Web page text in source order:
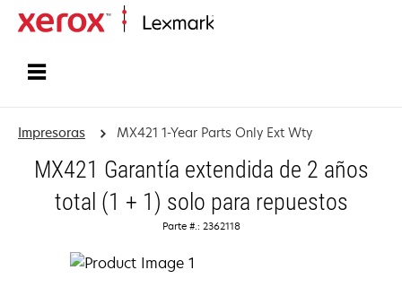
Impresoras MX421 1-Year Parts Only Ext Wty
MX421 Garantía extendida de 2 años
total (1 + 1) solo para repuestos
Parte #.: 2362118